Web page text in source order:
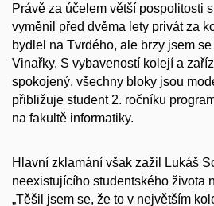
Právě za účelem větší pospolitosti
vyměnil před dvěma lety privát za
bydlel na Tvrdého, ale brzy jsem
Vinařky. S vybaveností kolejí a
spokojený, všechny bloky jsou
přibližuje student 2. ročníku
na fakultě informatiky.
Hlavní zklamání však zažil Lukáš
neexistujícího studentského života
„Těšil jsem se, že to v největším